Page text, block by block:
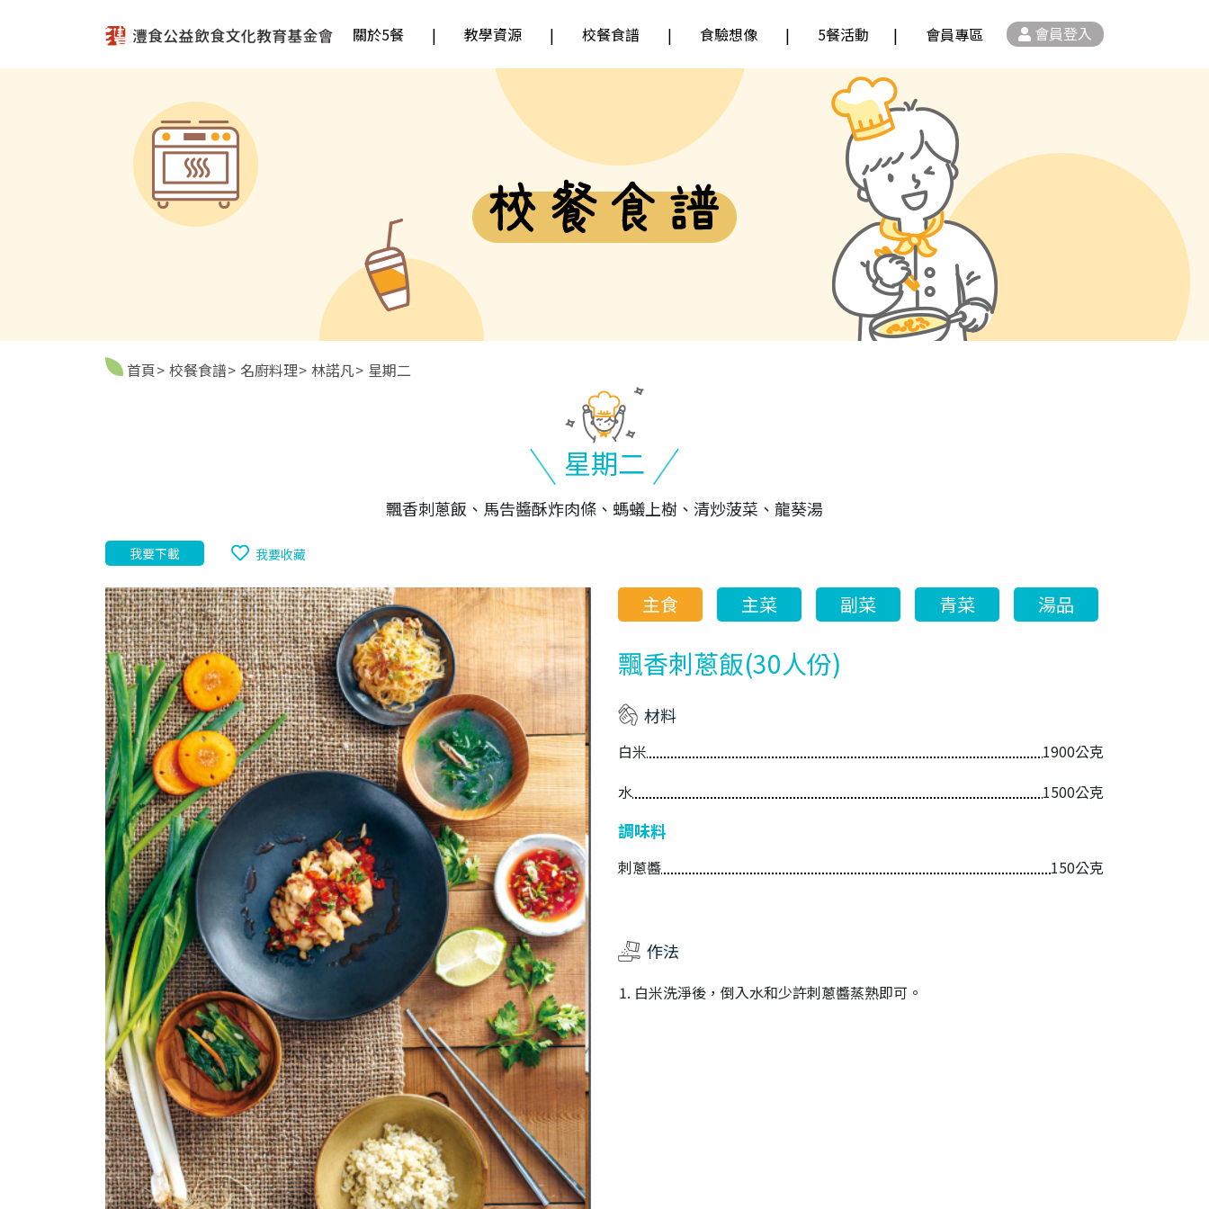
關於5餐 教學資源 校餐食譜 食驗想像 5餐活動 會員專區 會員登入
首頁 校餐食譜 名廚料理 林諾凡 星期二
星期二
飄香刺蔥飯、馬告醬酥炸肉條、螞蟻上樹、清炒菠菜、龍葵湯
我要下載 我要收藏
主食 主菜 副菜 青菜 湯品
飄香刺蔥飯(30人份)
材料
白米
1900公克
水
1500公克
調味料
刺蔥醬 150公克
作法
白米洗淨後，倒入水和少許刺蔥醬蒸熟即可。